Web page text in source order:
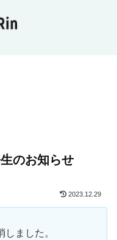
のお知らせ
2023.12.29
ました。